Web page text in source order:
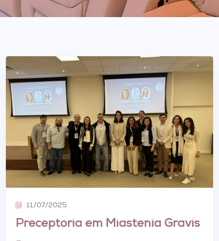
11/07/2025
Preceptoria em Miastenia Gravis